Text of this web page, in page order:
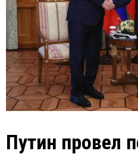
Путин провел